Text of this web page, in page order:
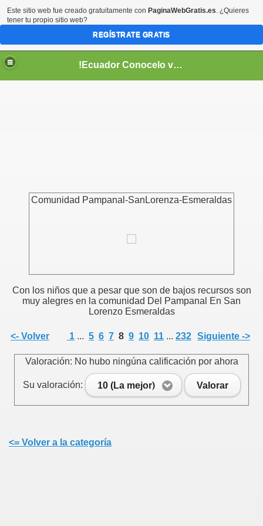
!Ecuador Conocelo vivelo!
Comunidad Pampanal-SanLorenza-Esmeraldas
Con los niños que a pesar que son de bajos recursos son
muy alegres en la comunidad Del Pampanal En San
Lorenzo Esmeraldas
<- Volver 1 ... 5 6 7 8 9 10 11 ... 232 Siguiente ->
Valoración: No hubo ningúna calificación por ahora
Su valoración: 10 (La mejor) Valorar
<= Volver a la categoría
Este sitio web fue creado gratuitamente con PaginaWebGratis.es. ¿Quieres
tener tu propio sitio web?
REGÍSTRATE GRATIS